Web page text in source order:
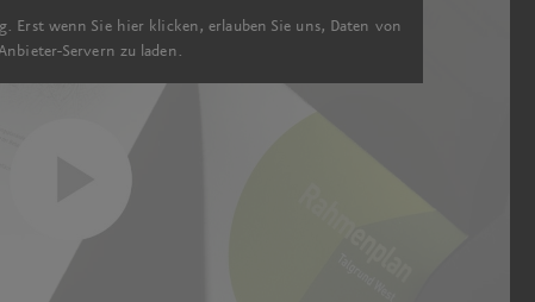
Erst wenn Sie hier klicken, erlauben Sie uns, Daten von
Servern zu laden.